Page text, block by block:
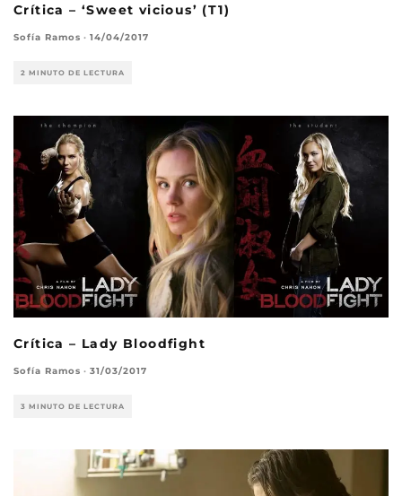
Crítica – ‘Sweet vicious’ (T1)
Sofía Ramos · 14/04/2017
2 MINUTO DE LECTURA
Crítica – Lady Bloodfight
Sofía Ramos · 31/03/2017
3 MINUTO DE LECTURA